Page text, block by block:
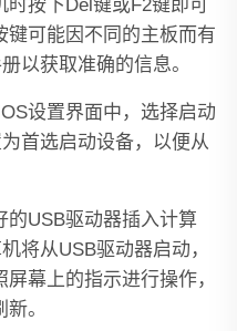
时按下Del键或F2键即可
键可能因不同的主板而有
以获取准确的信息。
设置界面中，选择启动
首选启动设备，以便从
的USB驱动器插入计算
将从USB驱动器启动，
幕上的指示进行操作，
。